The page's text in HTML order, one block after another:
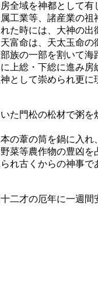
全域を神都として
工業等、諸産業の祖
た時には、大神の出
富命は、天太玉命の
族の一部を割いて
上総・下総に進み
として崇められ更
た門松の松材で粥
の葦の筒を鍋に入
菜等農作物の豊凶を
れ古くからの神事で
二才の厄年に一週